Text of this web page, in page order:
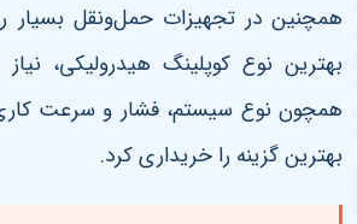
همچنین در تجهیزات حمل‌ونقل بسیار
بهترین نوع کوپلینگ هیدرولیکی،
همچون نوع سیستم، فشار و سرعت
بهترین گزینه را خریداری کرد.